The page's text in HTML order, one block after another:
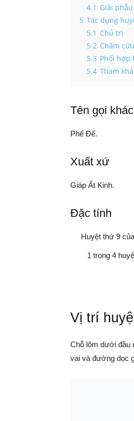
4.1 Giải phẫu
5 Tác dụng
5.1 Chủ trị
5.2 Châm
5.3 Phối hợp
5.4 Tham
Tên gọi khác
Phế Để.
Xuất xứ
Giáp Ất Kinh.
Đặc tính
Huyệt thứ 9
1 trong 4
Vị trí
Chỗ lõm dưới đầu
vai và đường dọc